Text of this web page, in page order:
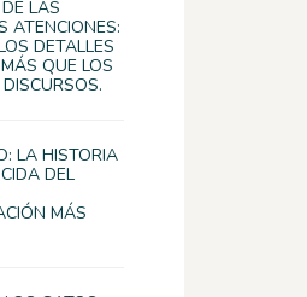
LAS
ATENCIONES:
DETALLES
QUE LOS
LA HISTORIA
DEL
MÁS